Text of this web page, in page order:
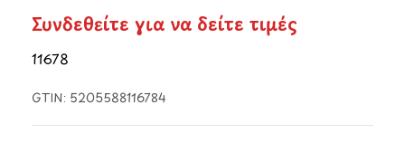
Συνδεθείτε για να δείτε τιμές
11678
GTIN: 5205588116784